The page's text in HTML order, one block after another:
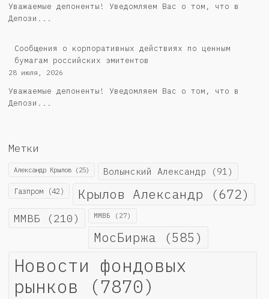
Уважаемые депоненты! Уведомляем Вас о том, что в
Депози...
Cообщения о корпоративных действиях по ценным
бумагам российских эмитентов
28 июля, 2026
Уважаемые депоненты! Уведомляем Вас о том, что в
Депози...
Метки
Александр Крылов (25) Волынский Александр (91)
Газпром (42) Крылов Александр (672)
ММВБ (210) ММВБ (27)
МосБиржа (585)
Новости фондовых
рынков (7870)